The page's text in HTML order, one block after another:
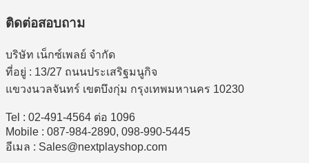
ติดต่อสอบถาม
บริษัท เน็กซ์เพลย์ จำกัด
ที่อยู่ : 13/27 ถนนประเสริฐมนูกิจ
แขวงนวลจันทร์ เขตบึงกุ่ม กรุงเทพมหานคร 10230
Tel : 02-491-4564 ต่อ 1096
Mobile : 087-984-2890, 098-990-5445
อีเมล : Sales@nextplayshop.com